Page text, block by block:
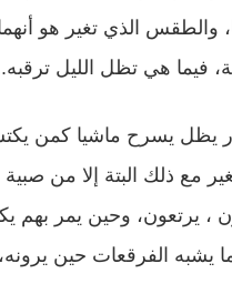
والطقس الذي تغير هو
فيما هي تظل الليل
يظل يسرح ماشيا كمن
مع ذلك البتة إلا من
، يرتعون، وحين يمر بهم
يشبه الفرقعات حين